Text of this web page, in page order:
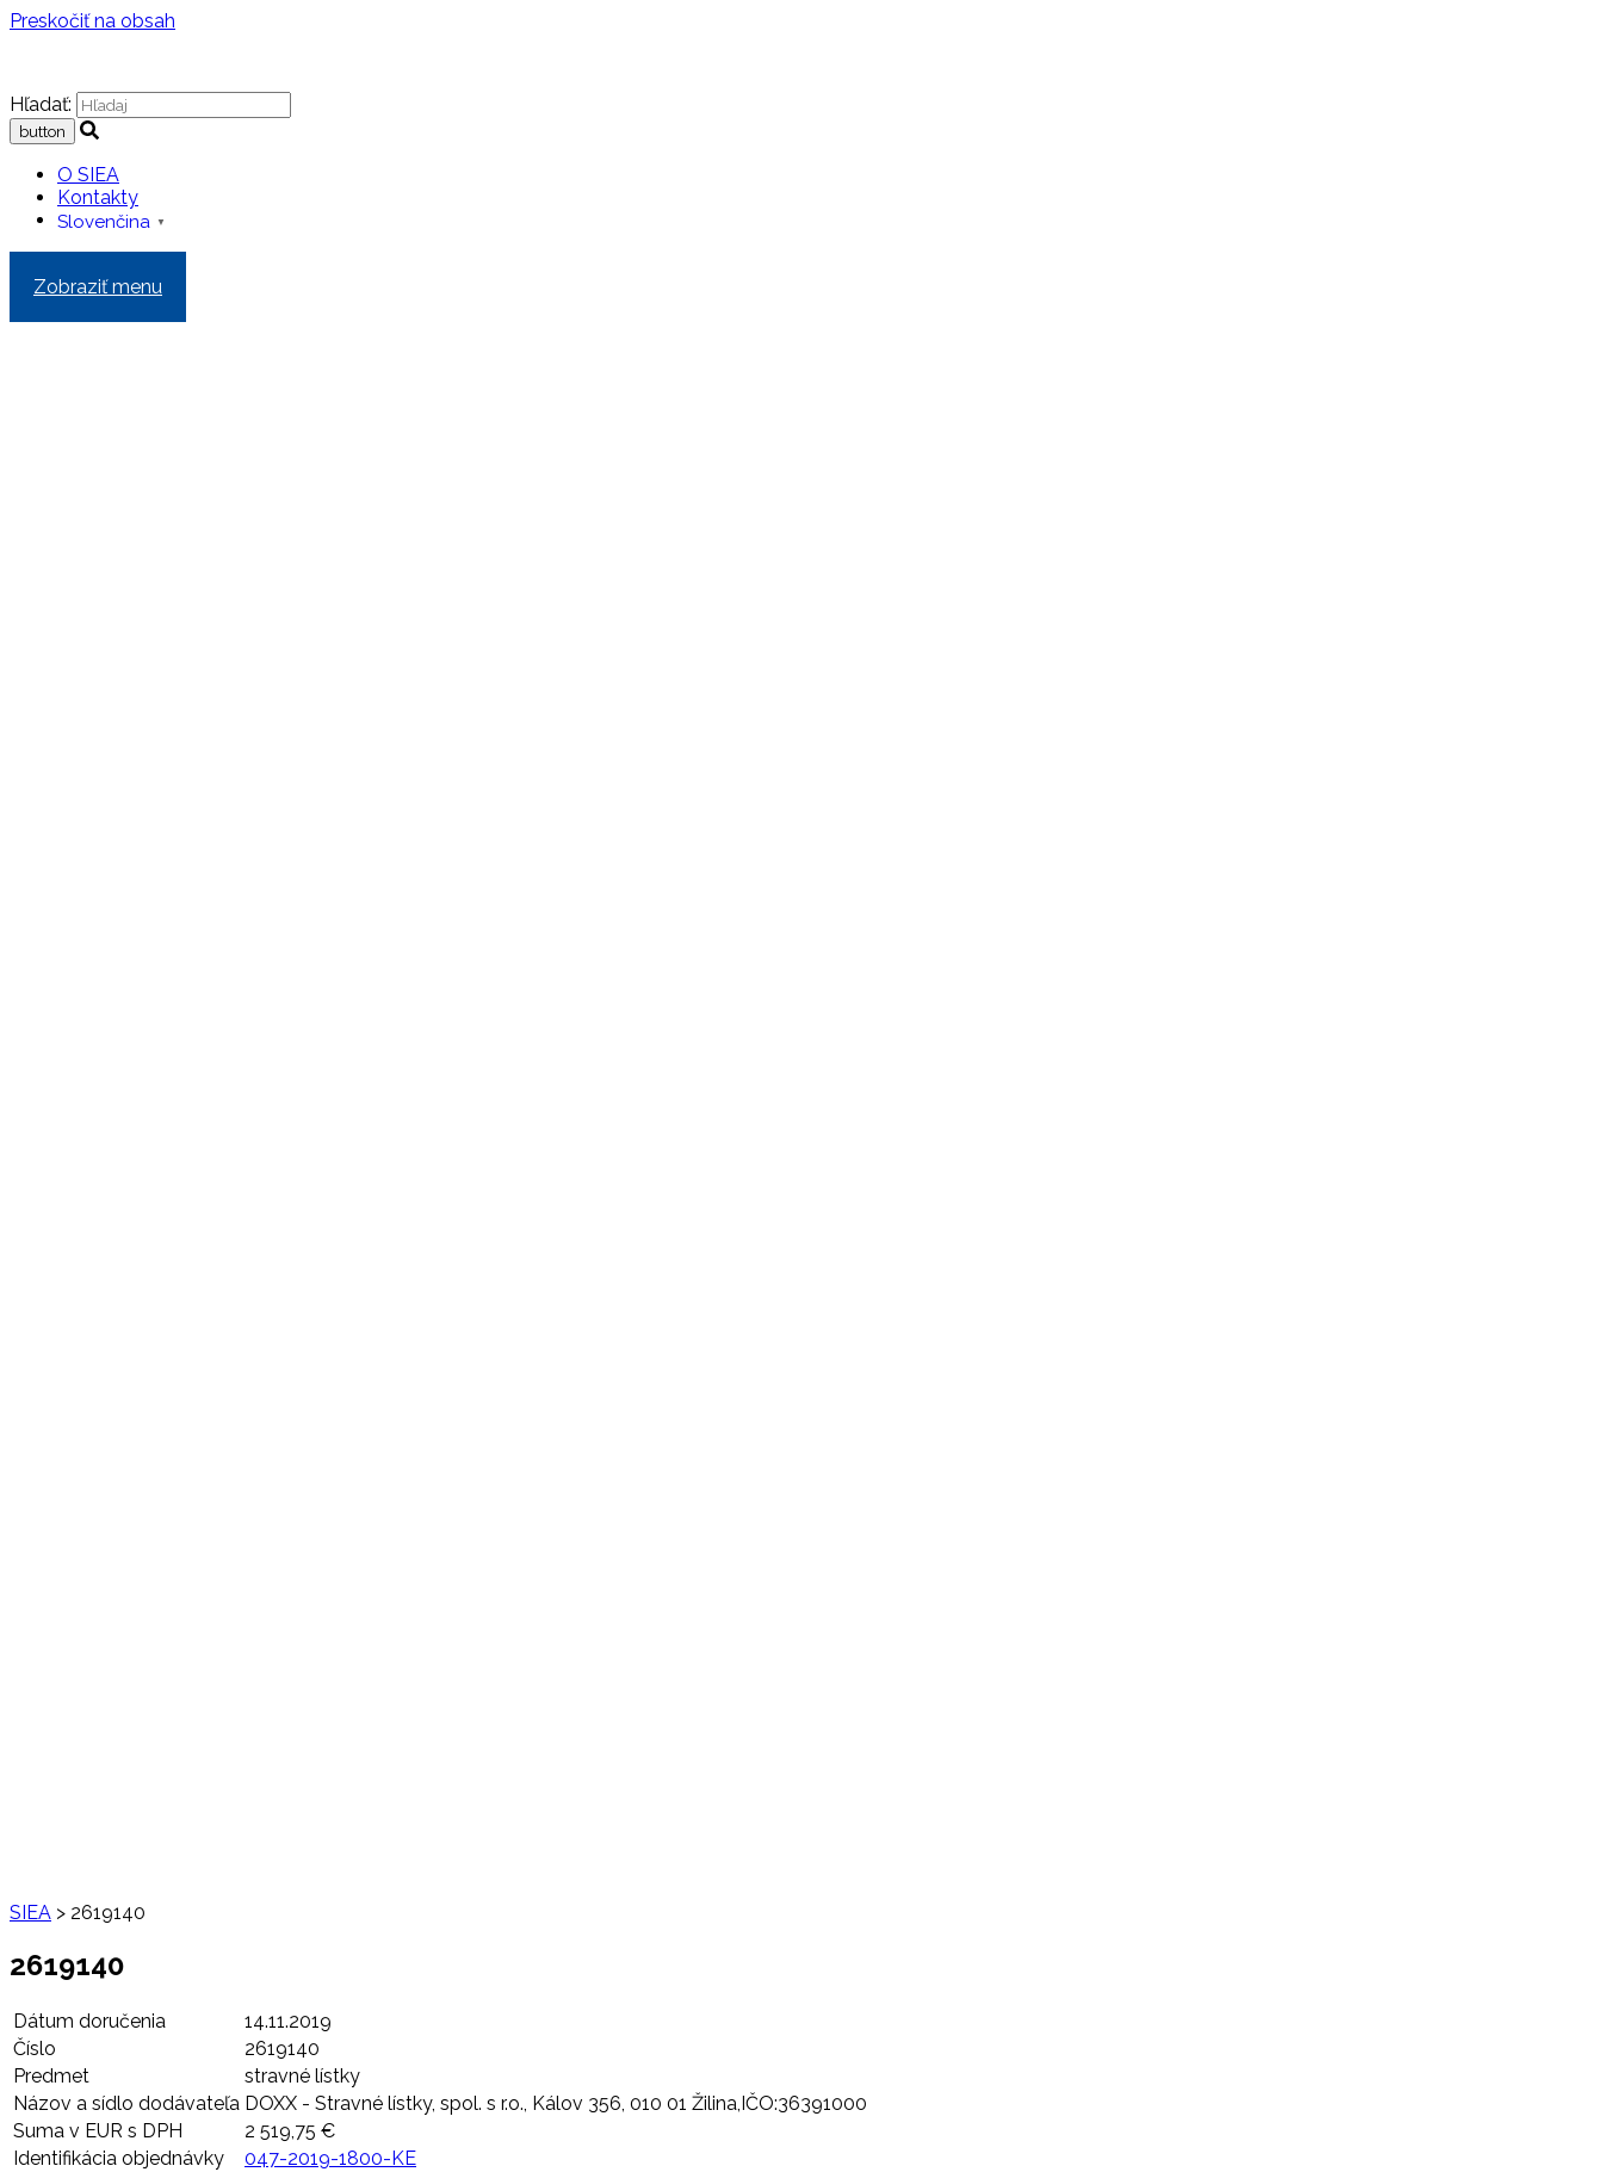
Preskočiť na obsah
Hľadať:
O SIEA
Kontakty
Slovenčina ▼
Zobraziť menu
SIEA > 2619140
2619140
Dátum doručenia
14.11.2019
Číslo
2619140
Predmet
stravné lístky
Názov a sídlo dodávateľa DOXX - Stravné lístky, spol. s r.o., Kálov 356, 010 01 Žilina,IČO:36391000
Suma v EUR s DPH
2 519,75 €
Identifikácia objednávky
047-2019-1800-KE